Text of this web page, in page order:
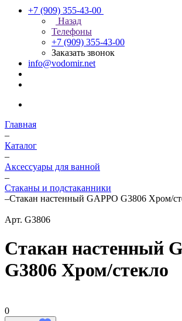
+7 (909) 355-43-00
Назад
Телефоны
+7 (909) 355-43-00
Заказать звонок
info@vodomir.net
Главная
–
Каталог
–
Аксессуары для ванной
–
Стаканы и подстаканники
–Стакан настенный GAPPO G3806 Хром/
Арт. G3806
Стакан настенный
G3806 Хром/стекло
0